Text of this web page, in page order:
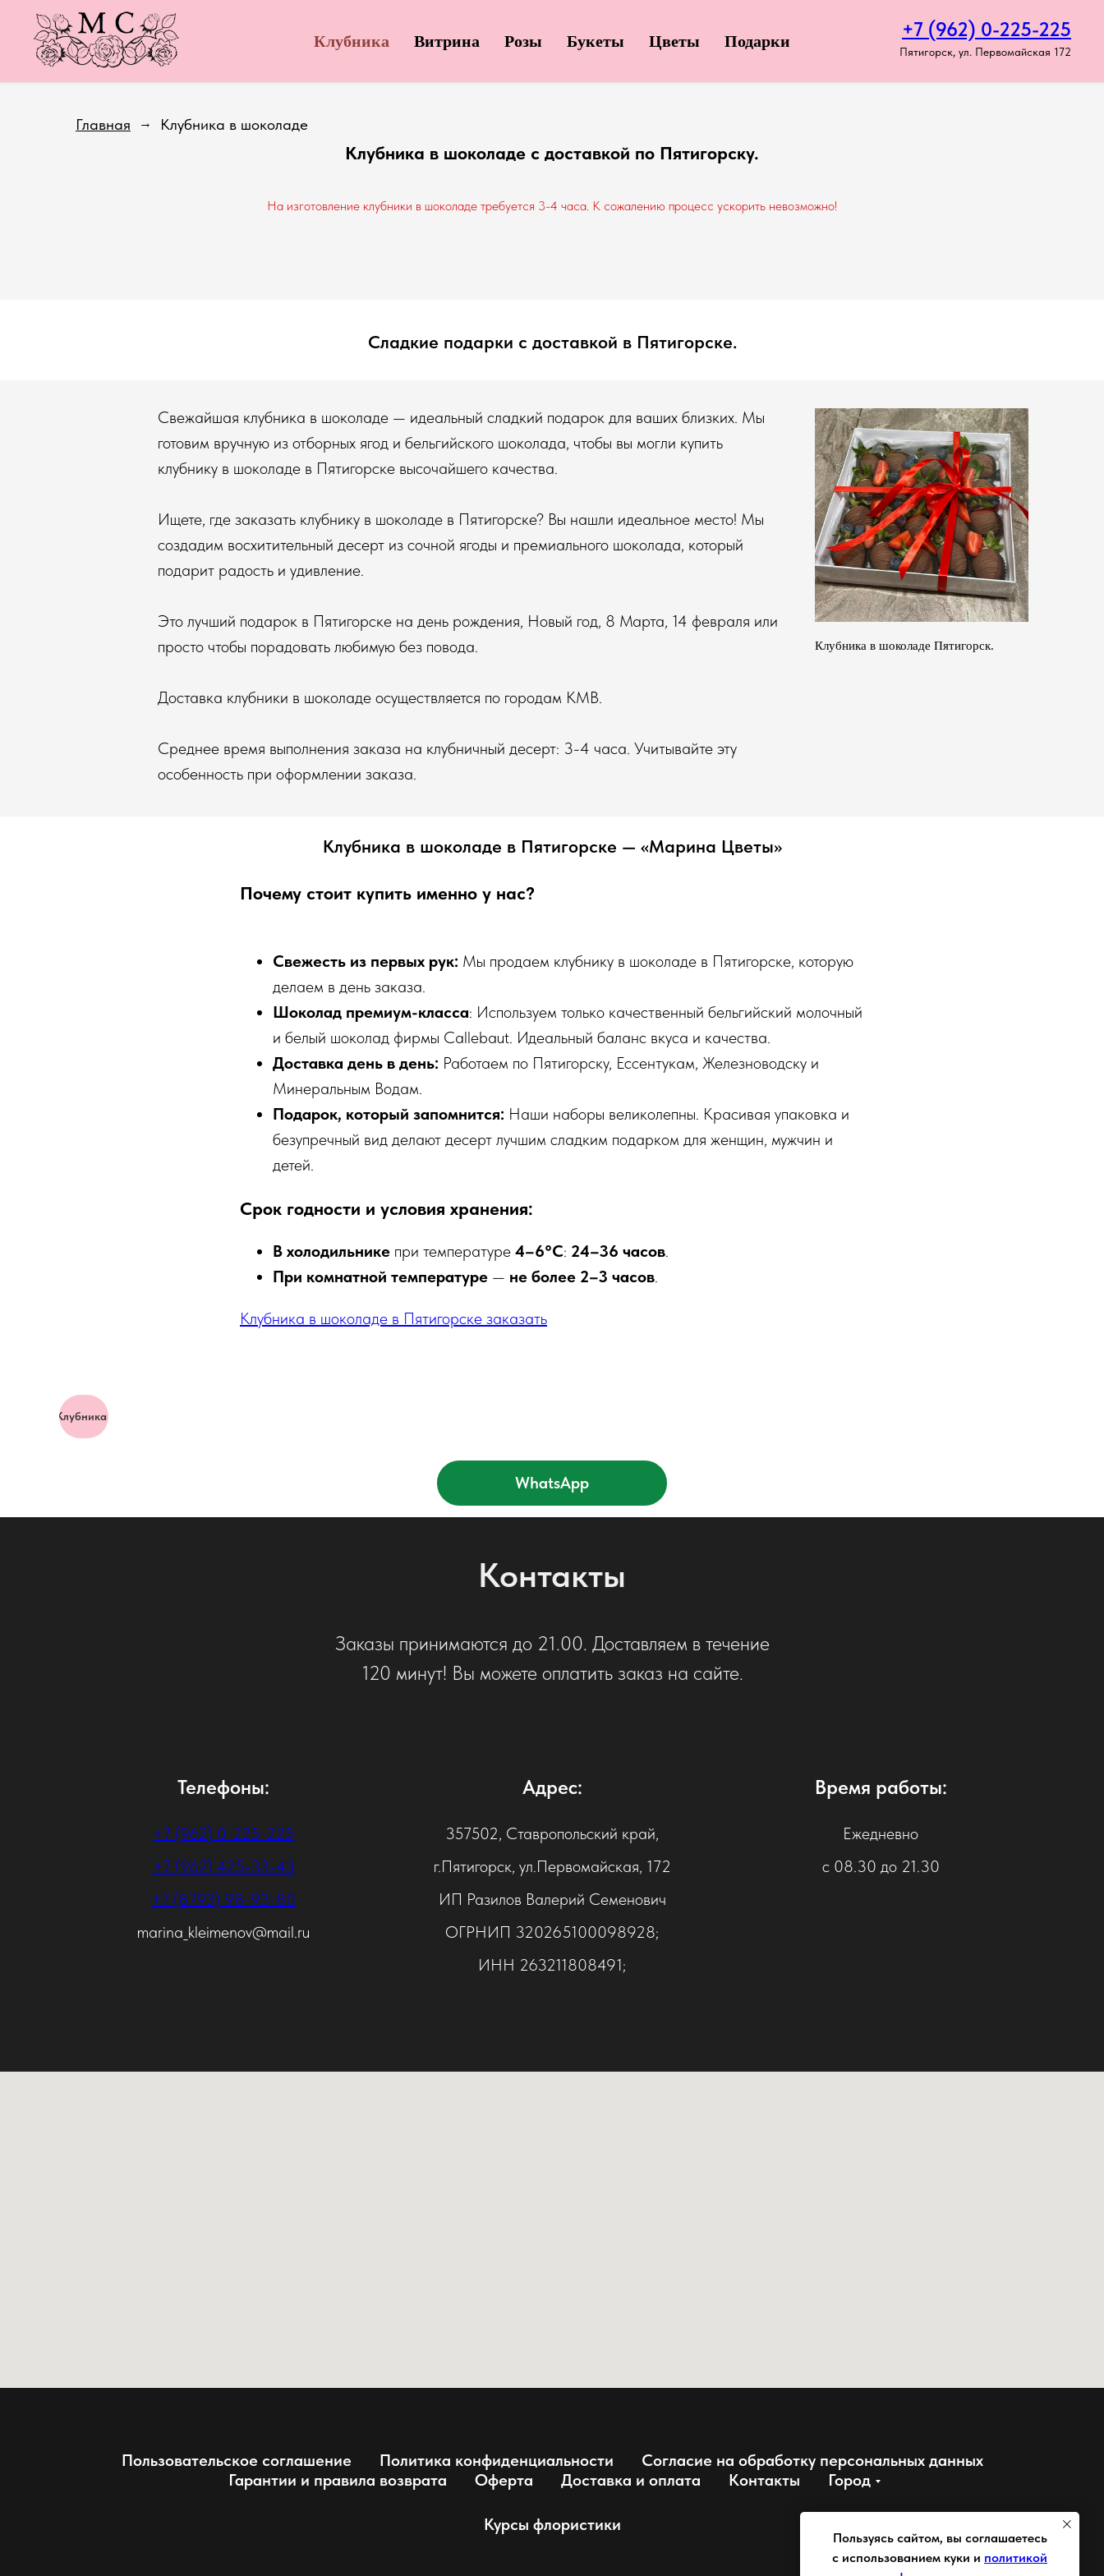
Клубника Витрина Розы Букеты Цветы Подарки +7 (962) 0-225-225
Пятигорск, ул. Первомайская 172
Главная → Клубника в шоколаде
Клубника в шоколаде с доставкой по Пятигорску.
На изготовление клубники в шоколаде требуется 3-4 часа. К сожалению процесс ускорить невозможно!
Сладкие подарки с доставкой в Пятигорске.
Свежайшая клубника в шоколаде — идеальный сладкий подарок для ваших близких. Мы
готовим вручную из отборных ягод и бельгийского шоколада, чтобы вы могли купить
клубнику в шоколаде в Пятигорске высочайшего качества.
Ищете, где заказать клубнику в шоколаде в Пятигорске? Вы нашли идеальное место! Мы
создадим восхитительный десерт из сочной ягоды и премиального шоколада, который
подарит радость и удивление.
Это лучший подарок в Пятигорске на день рождения, Новый год, 8 Марта, 14 февраля или
просто чтобы порадовать любимую без повода.
Доставка клубники в шоколаде осуществляется по городам КМВ.
Среднее время выполнения заказа на клубничный десерт: 3-4 часа. Учитывайте эту
особенность при оформлении заказа.
Клубника в шоколаде Пятигорск.
Клубника в шоколаде в Пятигорске — «Марина Цветы»
Почему стоит купить именно у нас?
Свежесть из первых рук: Мы продаем клубнику в шоколаде в Пятигорске, которую
делаем в день заказа.
Шоколад премиум-класса: Используем только качественный бельгийский молочный
и белый шоколад фирмы Callebaut. Идеальный баланс вкуса и качества.
Доставка день в день: Работаем по Пятигорску, Ессентукам, Железноводску и
Минеральным Водам.
Подарок, который запомнится: Наши наборы великолепны. Красивая упаковка и
безупречный вид делают десерт лучшим сладким подарком для женщин, мужчин и
детей.
Срок годности и условия хранения:
В холодильнике при температуре 4–6°C: 24–36 часов.
При комнатной температуре — не более 2–3 часов.
Клубника в шоколаде в Пятигорске заказать
Клубника
WhatsApp
Контакты
Заказы принимаются до 21.00. Доставляем в течение
120 минут! Вы можете оплатить заказ на сайте.
Телефоны:
+7 (962) 0-225-225
+7 (962) 425-33-43
+7 (8793) 98-93-80
marina_kleimenov@mail.ru
Адрес:
357502, Ставропольский край,
г.Пятигорск, ул.Первомайская, 172
ИП Разилов Валерий Семенович
ОГРНИП 320265100098928;
ИНН 263211808491;
Время работы:
Ежедневно
с 08.30 до 21.30
Пользовательское соглашение Политика конфиденциальности
Согласие на обработку персональных данных
Гарантии и правила возврата
Оферта Доставка и оплата Контакты Город
Курсы флористики
Пользуясь сайтом, вы соглашаетесь
с использованием куки и политикой